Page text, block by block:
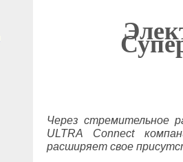
Через стремительное
ULTRAConnect
расширяет свое